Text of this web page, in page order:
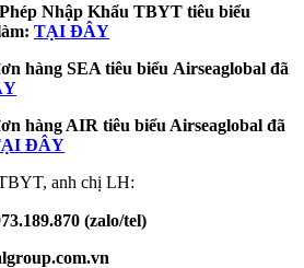
Nhập Khẩu TBYT tiêu biểu
TẠI ĐÂY
hàng SEA tiêu biểu Airseaglobal đã
hàng AIR tiêu biểu Airseaglobal đã
ĐÂY
anh chị LH:
(zalo/tel)